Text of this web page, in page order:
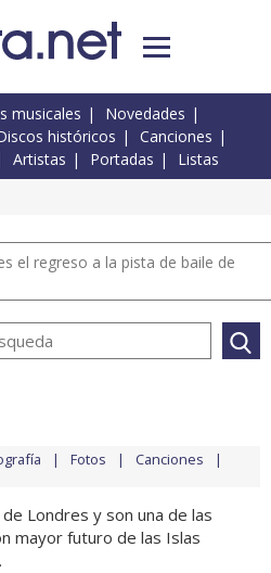
musicales
Novedades
históricos
Canciones
Artistas Portadas Listas
el regreso a la pista de baile de
Fotos Canciones
Londres y son una de las
mayor futuro de las Islas